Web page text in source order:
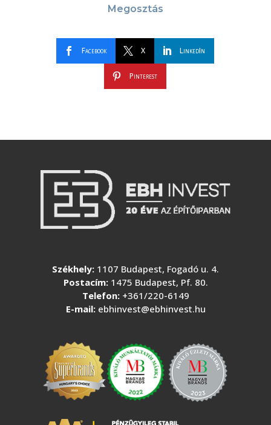
Megosztás
Facebook X LinkedIn
Pinterest
Székhely: 1107 Budapest, Fogadó u. 4.
Postacím:1475 Budapest, Pf. 80.
Telefon: +361/220-6149
E-mail: ebhinvest@ebhinvest.hu